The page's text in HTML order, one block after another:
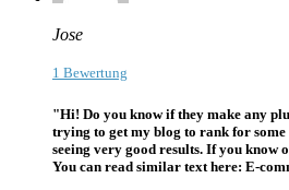
Jose
1 Bewertung
"Hi! Do you know if they make any
trying to get my blog to rank for
seeing very good results. If you know
You can read similar text here: E-